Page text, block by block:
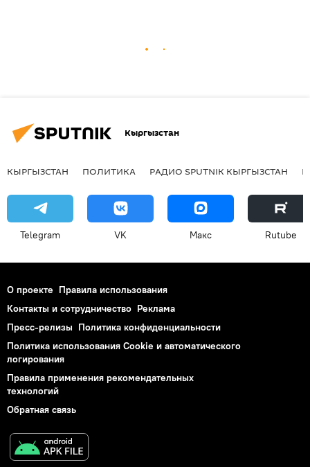
Кыргызстан
КЫРГЫЗСТАН ПОЛИТИКА РАДИО SPUTNIK КЫРГЫЗСТАН
Telegram VK Макс Rutube
О проекте Правила использования
Контакты и сотрудничество Реклама
Пресс-релизы Политика конфиденциальности
Политика использования Cookie и автоматического
логирования
Правила применения рекомендательных
технологий
Обратная связь